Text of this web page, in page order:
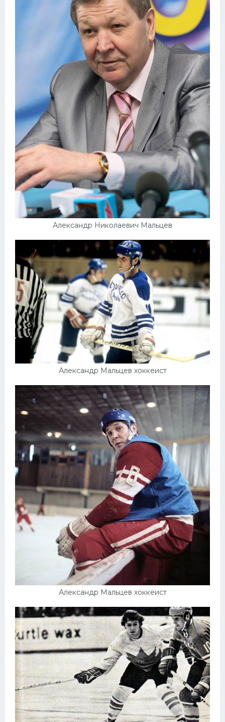
Александр Николаевич Мальцев
Александр Мальцев хоккеист
Александр Мальцев хоккеист